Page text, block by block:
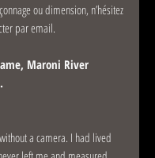
ou dimension, n’hésitez
par email.
Maroni River
a camera. I had lived